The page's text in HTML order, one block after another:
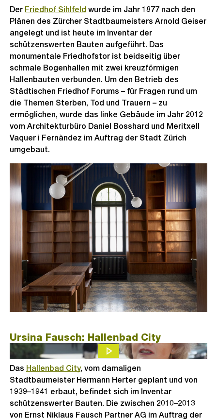
Der Friedhof Sihlfeld wurde im Jahr 1877 nach den
Plänen des Zürcher Stadtbaumeisters Arnold Geiser
angelegt und ist heute im Inventar der
schützenswerten Bauten aufgeführt. Das
monumentale Friedhofstor ist beidseitig über
schmale Bogenhallen mit zwei kreuzförmigen
Hallenbauten verbunden. Um den Betrieb des
Städtischen Friedhof Forums – für Fragen rund um
die Themen Sterben, Tod und Trauern – zu
ermöglichen, wurde das linke Gebäude im Jahr 2012
vom Architekturbüro Daniel Bosshard und Meritxell
Vaquer i Fernàndez im Auftrag der Stadt Zürich
umgebaut.
Ursina Fausch: Hallenbad City
Das Hallenbad City, vom damaligen
Stadtbaumeister Hermann Herter geplant und von
1939–1941 erbaut, befindet sich im Inventar
schützenswerter Bauten. Die zwischen 2010–2013
von Ernst Niklaus Fausch Partner AG im Auftrag der